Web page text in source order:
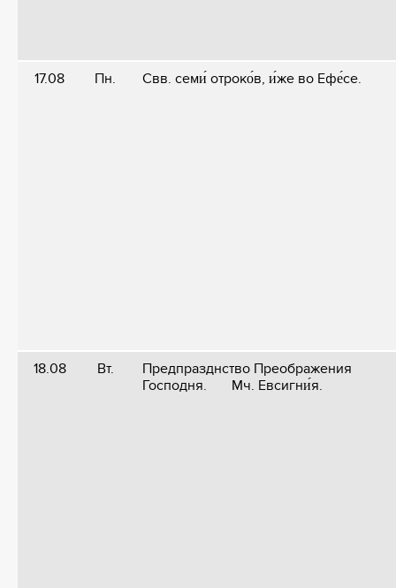
17.08 Пн. Свв. семи́ отроко́в, и́же во Ефе́се.
18.08 Вт.
Предпразднство Преображения
Господня. Мч. Евсигни́я.